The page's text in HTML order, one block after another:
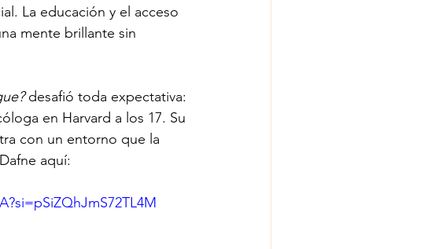
La educación y el acceso
mente brillante sin
desafió toda expectativa:
en Harvard a los 17. Su
con un entorno que la
aquí: